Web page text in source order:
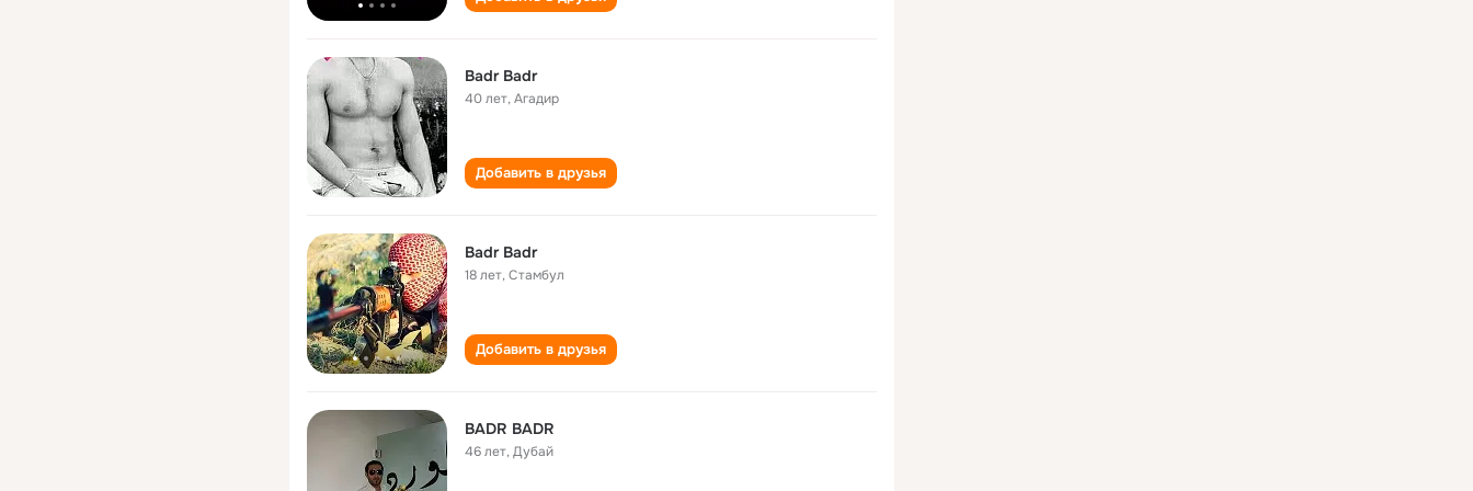
Badr Badr
40 лет,Агадир
Добавить в друзья
Badr Badr
18 лет,Стамбул
Добавить в друзья
BADR BADR
46 лет,Дубай